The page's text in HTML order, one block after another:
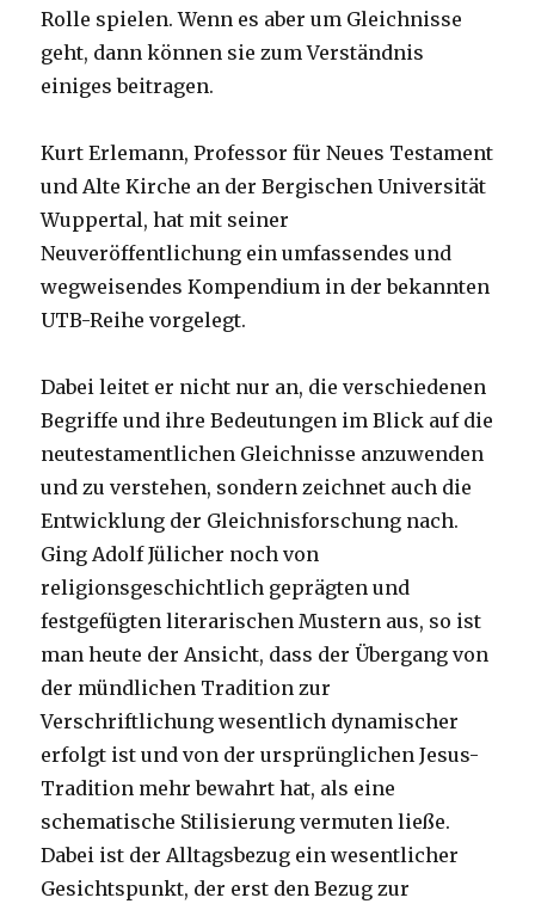
Rolle spielen. Wenn es aber um Gleichnisse
geht, dann können sie zum Verständnis
einiges beitragen.
Kurt Erlemann, Professor für Neues Testament
und Alte Kirche an der Bergischen Universität
Wuppertal, hat mit seiner
Neuveröffentlichung ein umfassendes und
wegweisendes Kompendium in der bekannten
UTB-Reihe vorgelegt.
Dabei leitet er nicht nur an, die verschiedenen
Begriffe und ihre Bedeutungen im Blick auf die
neutestamentlichen Gleichnisse anzuwenden
und zu verstehen, sondern zeichnet auch die
Entwicklung der Gleichnisforschung nach.
Ging Adolf Jülicher noch von
religionsgeschichtlich geprägten und
festgefügten literarischen Mustern aus, so ist
man heute der Ansicht, dass der Übergang von
der mündlichen Tradition zur
Verschriftlichung wesentlich dynamischer
erfolgt ist und von der ursprünglichen Jesus-
Tradition mehr bewahrt hat, als eine
schematische Stilisierung vermuten ließe.
Dabei ist der Alltagsbezug ein wesentlicher
Gesichtspunkt, der erst den Bezug zur